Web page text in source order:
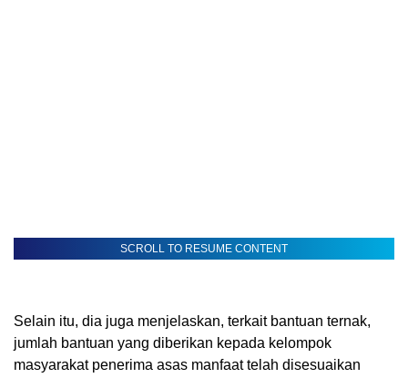
SCROLL TO RESUME CONTENT
Selain itu, dia juga menjelaskan, terkait bantuan ternak,
jumlah bantuan yang diberikan kepada kelompok
masyarakat penerima asas manfaat telah disesuaikan